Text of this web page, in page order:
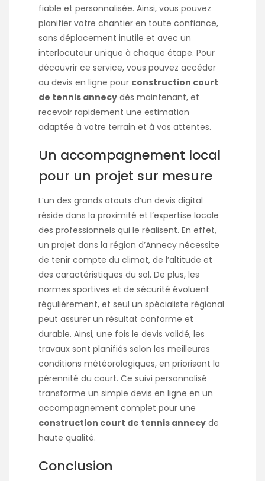
fiable et personnalisée. Ainsi, vous pouvez
planifier votre chantier en toute confiance,
sans déplacement inutile et avec un
interlocuteur unique à chaque étape. Pour
découvrir ce service, vous pouvez accéder
au devis en ligne pour construction court
de tennis annecy dès maintenant, et
recevoir rapidement une estimation
adaptée à votre terrain et à vos attentes.
Un accompagnement local
pour un projet sur mesure
L’un des grands atouts d’un devis digital
réside dans la proximité et l’expertise locale
des professionnels qui le réalisent. En effet,
un projet dans la région d’Annecy nécessite
de tenir compte du climat, de l’altitude et
des caractéristiques du sol. De plus, les
normes sportives et de sécurité évoluent
régulièrement, et seul un spécialiste régional
peut assurer un résultat conforme et
durable. Ainsi, une fois le devis validé, les
travaux sont planifiés selon les meilleures
conditions météorologiques, en priorisant la
pérennité du court. Ce suivi personnalisé
transforme un simple devis en ligne en un
accompagnement complet pour une
construction court de tennis annecy de
haute qualité.
Conclusion